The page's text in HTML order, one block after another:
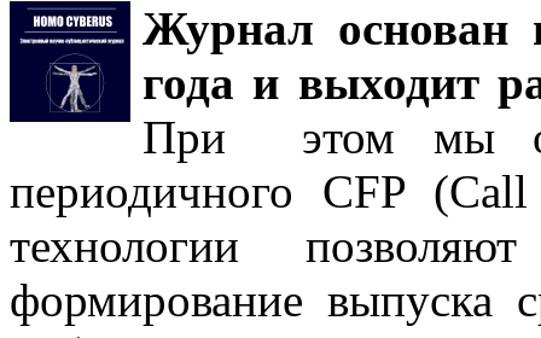
Журнал основан
года и выходит
При этом мы
периодичного CFP
технологии
формирование выпуска